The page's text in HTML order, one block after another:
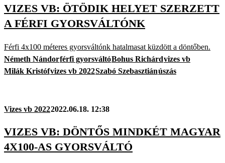
VIZES VB: ÖTÖDIK HELYET SZERZETT
A FÉRFI GYORSVÁLTÓNK
Férfi 4x100 méteres gyorsváltónk hatalmasat küzdött a döntőben.
Németh Nándorférfi gyorsváltóBohus Richárdvizes vb
Milák Kristófvizes vb 2022Szabó Szebasztiánúszás
Vizes vb 20222022.06.18. 12:38
VIZES VB: DÖNTŐS MINDKÉT MAGYAR
4X100-AS GYORSVÁLTÓ